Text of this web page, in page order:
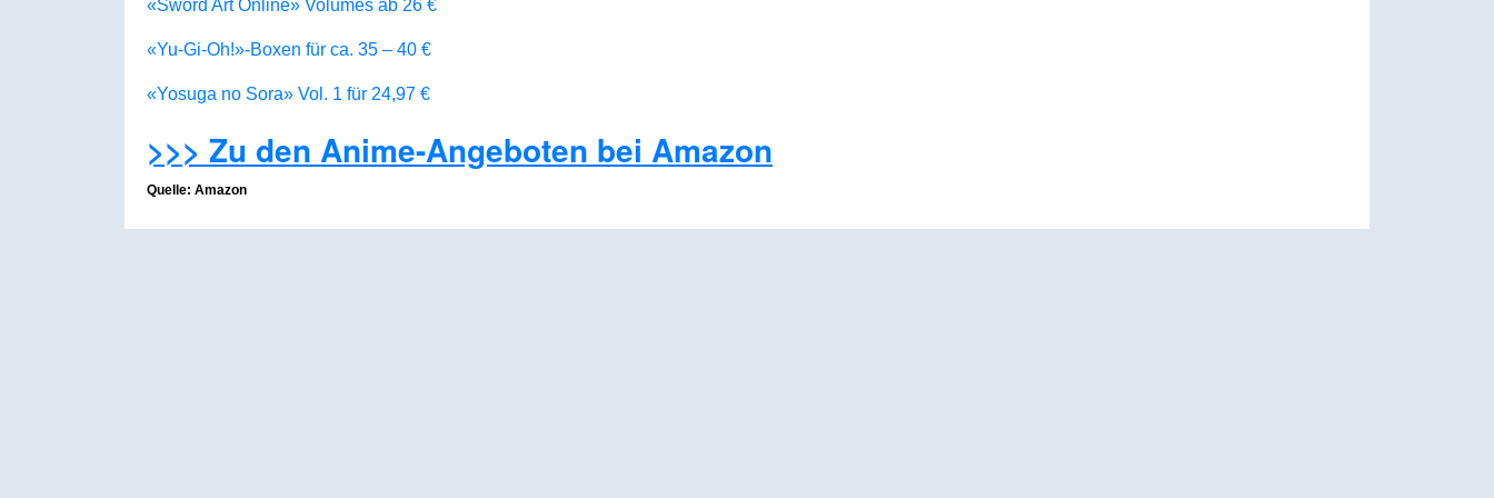
«Sword Art Online» Volumes ab 26 €
«Yu-Gi-Oh!»-Boxen für ca. 35 – 40 €
«Yosuga no Sora» Vol. 1 für 24,97 €
>>> Zu den Anime-Angeboten bei Amazon
Quelle: Amazon